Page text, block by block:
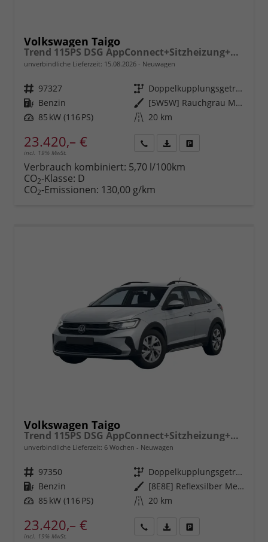
Volkswagen Taigo
Trend 115PS DSG AppConnect+Sitzheizung+PDC+Alu16+LED+DAB+FrontAssist
unverbindliche Lieferzeit: 15.08.2026 Neuwagen
Fahrzeugnr. 97327 Getriebe
Doppelkupplungsgetriebe (DSG)
Kraftstoff Benzin Außenfarbe
[5W5W] Rauchgrau Metallic
Leistung 85 kW (116 PS) Kilometerstand 20 km
23.420,– €
incl. 19% MwSt.
anfordern
Datei,
Verbrauch kombiniert: 5,70 l/100km
CO2-Klasse: D
CO2-Emissionen: 130,00 g/km
Volkswagen Taigo
Trend 115PS DSG AppConnect+Sitzheizung+PDC+Alu16+LED+DAB+FrontAssist
unverbindliche Lieferzeit: 6 Wochen Neuwagen
Fahrzeugnr. 97350 Getriebe
Doppelkupplungsgetriebe (DSG)
Kraftstoff Benzin Außenfarbe
[8E8E] Reflexsilber Metallic
Leistung 85 kW (116 PS) Kilometerstand 20 km
23.420,– €
incl. 19% MwSt.